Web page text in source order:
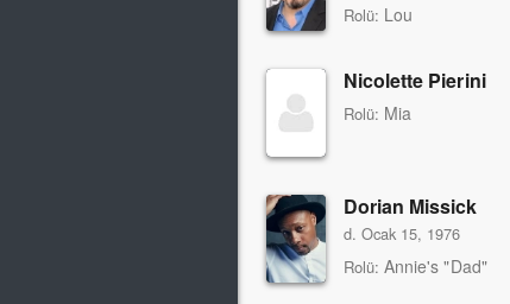
Rolü: Lou
Nicolette Pierini
Rolü: Mia
Dorian Missick
d. Ocak 15, 1976
Rolü: Annie's "Dad"